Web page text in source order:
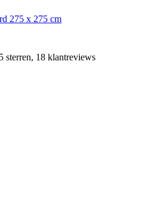
275 x 275 cm
sterren, 18 klantreviews